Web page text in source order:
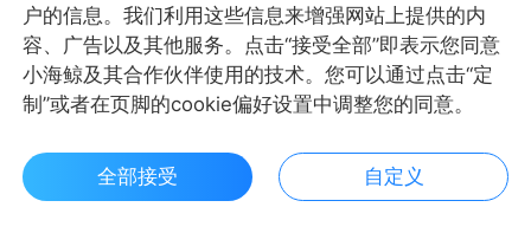
商品规格
黑胶SVIP会员 黑胶VIP会员 畅听会员
6个月 12个月
$ 6.97立即购买
户的信息。我们利用这些信息来增强网站上提供的内
容、广告以及其他服务。点击“接受全部”即表示您同意
小海鲸及其合作伙伴使用的技术。您可以通过点击“定
制”或者在页脚的cookie偏好设置中调整您的同意。
全部接受 自定义